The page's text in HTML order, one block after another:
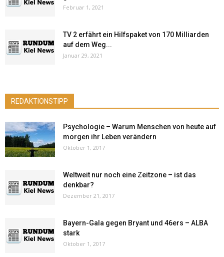
Februar 1, 2021
TV 2 erfährt ein Hilfspaket von 170 Milliarden
auf dem Weg...
Januar 29, 2021
REDAKTIONSTIPP
Psychologie – Warum Menschen von heute auf
morgen ihr Leben verändern
Oktober 1, 2017
Weltweit nur noch eine Zeitzone – ist das
denkbar?
Dezember 21, 2017
Bayern-Gala gegen Bryant und 46ers – ALBA
stark
Oktober 1, 2017